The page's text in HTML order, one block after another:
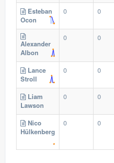
Esteban
Ocon
0 0
Alexander
Albon
0 0
Lance
Stroll
0 0
Liam
Lawson
0 0
Nico
Hülkenberg
0 0